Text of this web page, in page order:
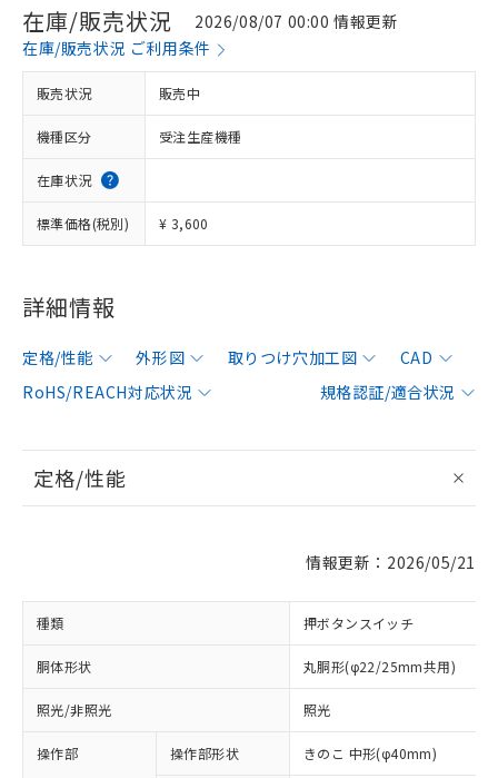
在庫/販売状況
2026/08/07 00:00 情報更新
在庫/販売状況 ご利用条件
販売状況 販売中
機種区分 受注生産機種
在庫状況
標準価格(税別) ¥ 3,600
詳細情報
定格/性能 外形図 取りつけ穴加工図
CAD
RoHS/REACH対応状況
規格認証/適合状況
定格/性能
情報更新：2026/05/21
種類 押ボタンスイッチ
胴体形状 丸胴形(φ22/25mm共用)
照光/非照光 照光
操作部 操作部形状 きのこ 中形(φ40mm)